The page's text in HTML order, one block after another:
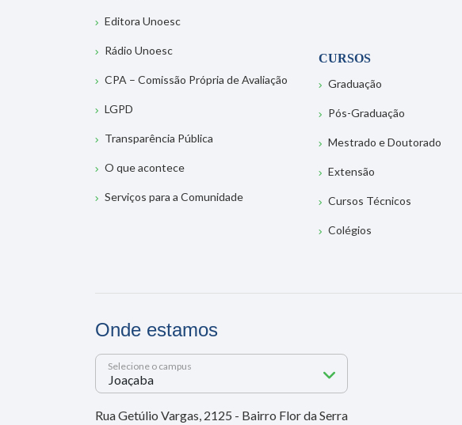
Editora Unoesc
Rádio Unoesc
CPA – Comissão Própria de Avaliação
LGPD
Transparência Pública
O que acontece
Serviços para a Comunidade
CURSOS
Graduação
Pós-Graduação
Mestrado e Doutorado
Extensão
Cursos Técnicos
Colégios
Onde estamos
Selecione o campus
Rua Getúlio Vargas, 2125 - Bairro Flor da Serra